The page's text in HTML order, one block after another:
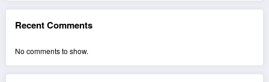
Recent Comments
No comments to show.